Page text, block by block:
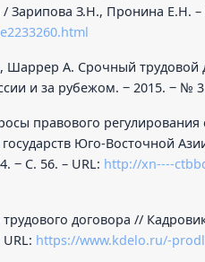
Зарипова З.Н., Пронина Е.Н.
Шаррер А. Срочный трудовой
и за рубежом. ‒ 2015. ‒ №
правового
Юго-Восточной
‒ С. 56. – URL: http://xn----
договора //
https://www.kdelo.ru/-